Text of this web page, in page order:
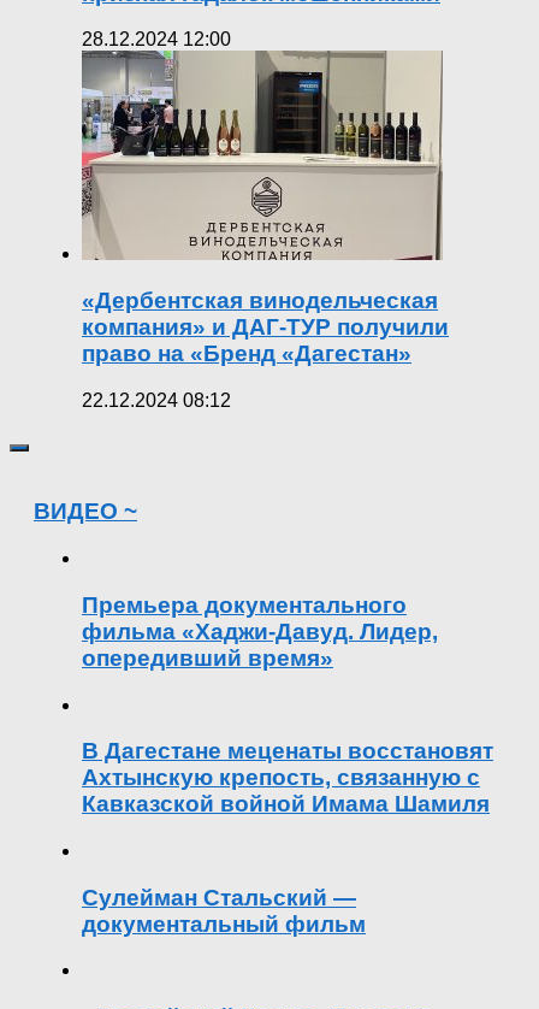
28.12.2024 12:00
«Дербентская винодельческая
компания» и ДАГ-ТУР получили
право на «Бренд «Дагестан»
22.12.2024 08:12
ВИДЕО ~
Премьера документального
фильма «Хаджи-Давуд. Лидер,
опередивший время»
В Дагестане меценаты восстановят
Ахтынскую крепость, связанную с
Кавказской войной Имама Шамиля
Сулейман Стальский —
документальный фильм